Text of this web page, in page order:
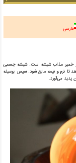
فارسی
خمیر مذاب شیشه است. شیشه جسمی
نرم و نیمه مایع شود. سپس بوسیله
پدید می‌آورد.